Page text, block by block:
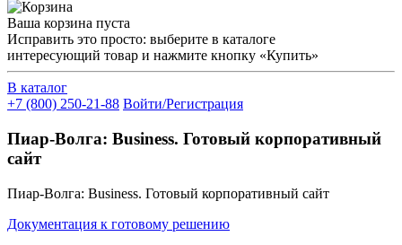
Ваша корзина пуста
Исправить это просто: выберите в каталоге
интересующий товар и нажмите кнопку «Купить»
В каталог
+7 (800) 250-21-88 Войти/Регистрация
Пиар-Волга: Business. Готовый корпоративный
сайт
Пиар-Волга: Business. Готовый корпоративный сайт
Документация к готовому решению